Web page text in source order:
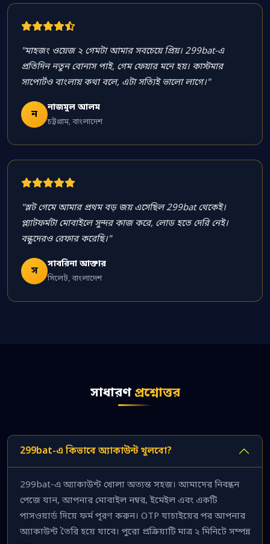
"মাহজং ওয়েজ ২ গেমটা আমার সবচেয়ে প্রিয়। 299bat-এ
প্রতিদিন নতুন বোনাস পাই, গেম ফেয়ার মনে হয়। কাস্টমার
সাপোর্টও বাংলায় কথা বলে, এটা সত্যিই ভালো লাগে।"
ন
নাজমুল আলম
চট্টগ্রাম, বাংলাদেশ
"স্লট গেমে আমার প্রথম বড় জয় এসেছিল 299bat থেকেই।
প্ল্যাটফর্মটা মোবাইলে সুন্দর কাজ করে, লোড হতে দেরি নেই।
বন্ধুদেরও রেফার করেছি।"
স
সাবরিনা আক্তার
সিলেট, বাংলাদেশ
সাধারণ প্রশ্নোত্তর
299bat-এ কিভাবে অ্যাকাউন্ট খুলবো?
299bat-এ অ্যাকাউন্ট খোলা অত্যন্ত সহজ। আমাদের নিবন্ধন
পেজে যান, আপনার মোবাইল নম্বর, ইমেইল এবং একটি
পাসওয়ার্ড দিয়ে ফর্ম পূরণ করুন। OTP যাচাইয়ের পর আপনার
অ্যাকাউন্ট তৈরি হয়ে যাবে। পুরো প্রক্রিয়াটি মাত্র ২ মিনিটে সম্পন্ন